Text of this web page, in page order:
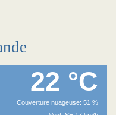
22 °C
Couverture nuageuse: 51 %